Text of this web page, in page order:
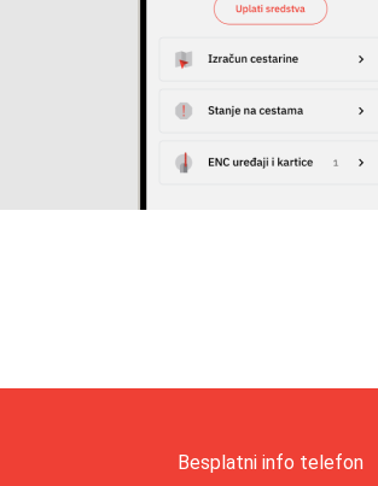
Besplatni info telefon